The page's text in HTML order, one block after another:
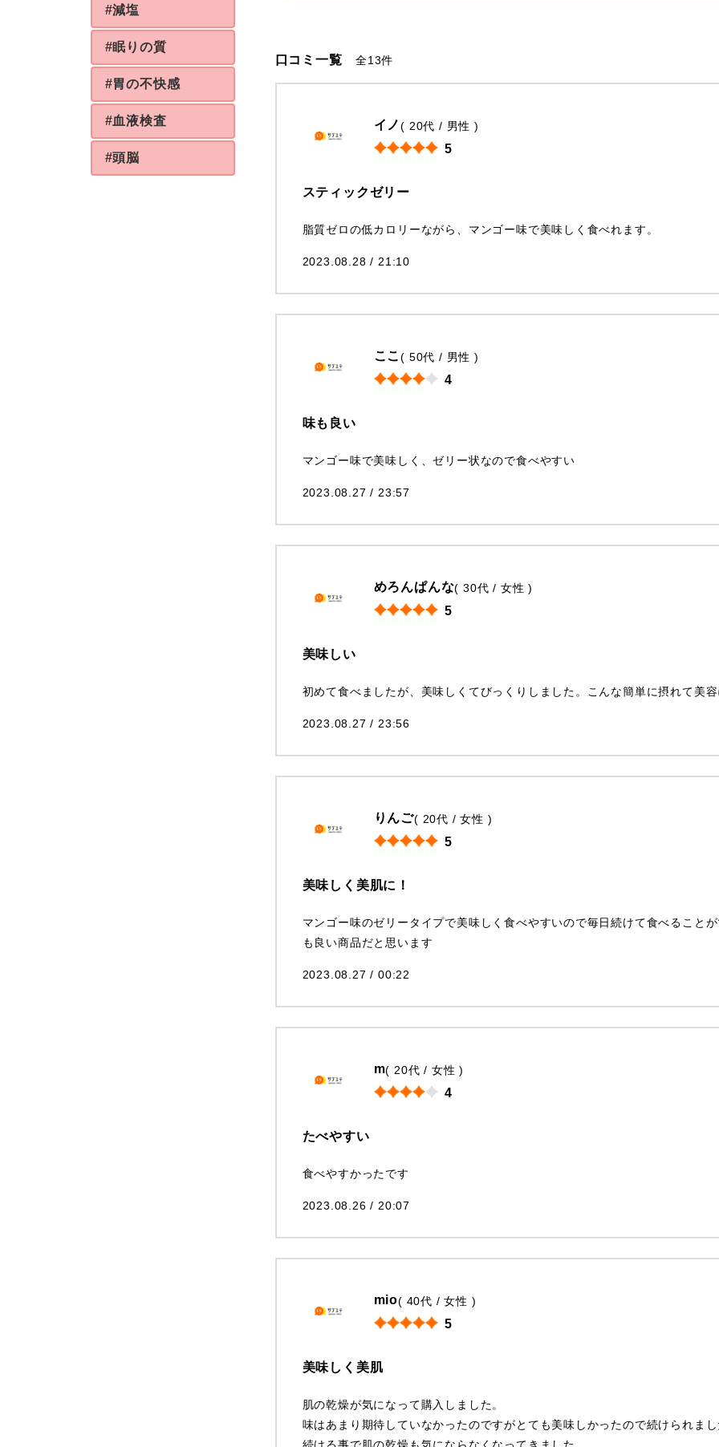
#減塩
#眠りの質
#胃の不快感
#血液検査
#頭脳
口コミ一覧 全13件
イノ( 20代 / 男性 )
5
スティックゼリー
脂質ゼロの低カロリーながら、マンゴー味で美味しく食べれます。
2023.08.28 / 21:10
ここ( 50代 / 男性 )
4
味も良い
マンゴー味で美味しく、ゼリー状なので食べやすい
2023.08.27 / 23:57
めろんぱんな( 30代 / 女性 )
5
美味しい
初めて食べましたが、美味しくてびっくりしました。こんな簡単に摂れて美
2023.08.27 / 23:56
りんご( 20代 / 女性 )
5
美味しく美肌に！
マンゴー味のゼリータイプで美味しく食べやすいので毎日続けて食べること
も良い商品だと思います
2023.08.27 / 00:22
m( 20代 / 女性 )
4
たべやすい
食べやすかったです
2023.08.26 / 20:07
mio( 40代 / 女性 )
5
美味しく美肌
肌の乾燥が気になって購入しました。
味はあまり期待していなかったのですがとても美味しかったので続けられま